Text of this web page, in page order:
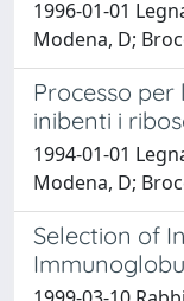
1996-01-01
Modena, D;
Processo
inibenti i
1994-01-01
Modena, D;
Selection of